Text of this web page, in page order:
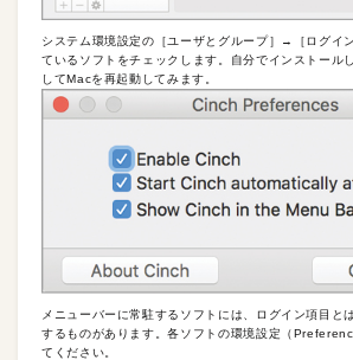
システム環境設定の［ユーザとグループ］→［ログイ
ているソフトをチェックします。自分でインストール
してMacを再起動してみます。
メニューバーに常駐するソフトには、ログイン項目と
するものがあります。各ソフトの環境設定（
てください。